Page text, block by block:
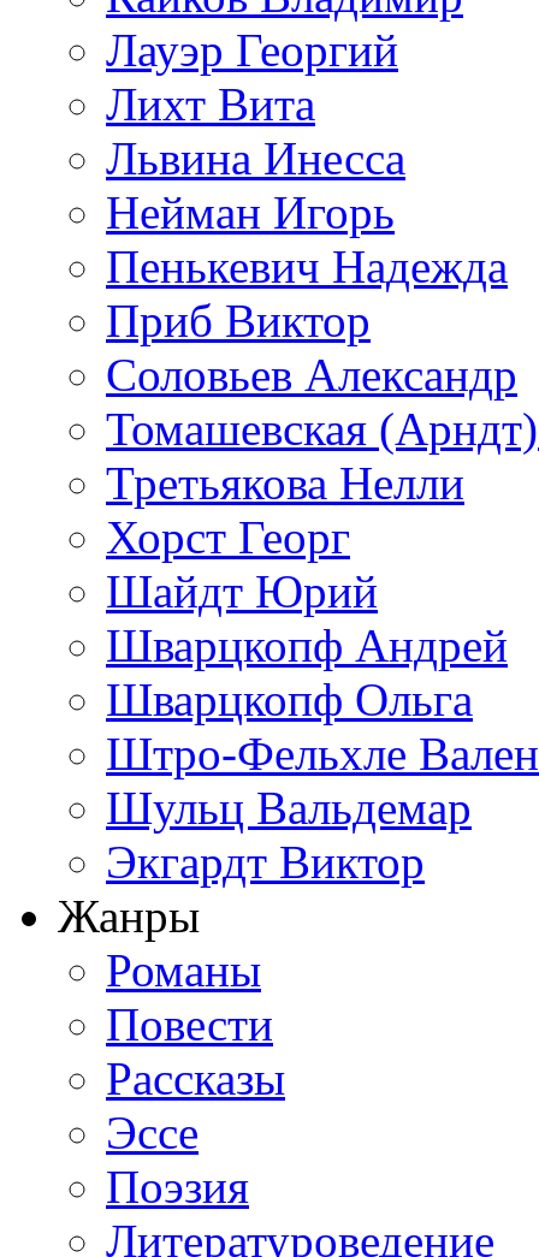
Лауэр Георгий
Лихт Вита
Львина Инесса
Нейман Игорь
Пенькевич Надежда
Приб Виктор
Соловьев Александр
Томашевская
Третьякова Нелли
Хорст Георг
Шайдт Юрий
Шварцкопф Андрей
Шварцкопф Ольга
Штро-Фельхле
Шульц Вальдемар
Экгардт Виктор
Жанры
Романы
Повести
Рассказы
Эссе
Поэзия
Литературоведение